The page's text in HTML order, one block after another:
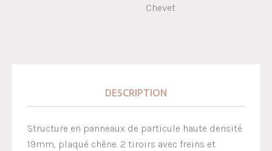
Chevet
DESCRIPTION
Structure en panneaux de particule haute densité
19mm, plaqué chêne. 2 tiroirs avec freins et